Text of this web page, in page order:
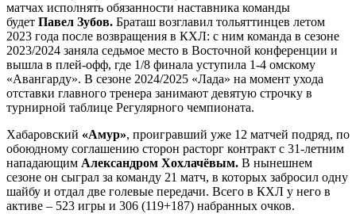
матчах исполнять обязанности наставника команды
будет Павел Зубов. Браташ возглавил тольяттинцев летом
2023 года после возвращения в КХЛ: с ним команда в сезоне
2023/2024 заняла седьмое место в Восточной конференции и
вышла в плей-офф, где 1/8 финала уступила 1-4 омскому
«Авангарду». В сезоне 2024/2025 «Лада» на момент ухода
отставки главного тренера занимают девятую строчку в
турнирной таблице Регулярного чемпионата.
Хабаровский «Амур», проигравший уже 12 матчей подряд, по
обоюдному соглашению сторон расторг контракт с 31-летним
нападающим Александром Хохлачёвым. В нынешнем
сезоне он сыграл за команду 21 матч, в которых забросил одну
шайбу и отдал две голевые передачи. Всего в КХЛ у него в
активе – 523 игры и 306 (119+187) набранных очков.